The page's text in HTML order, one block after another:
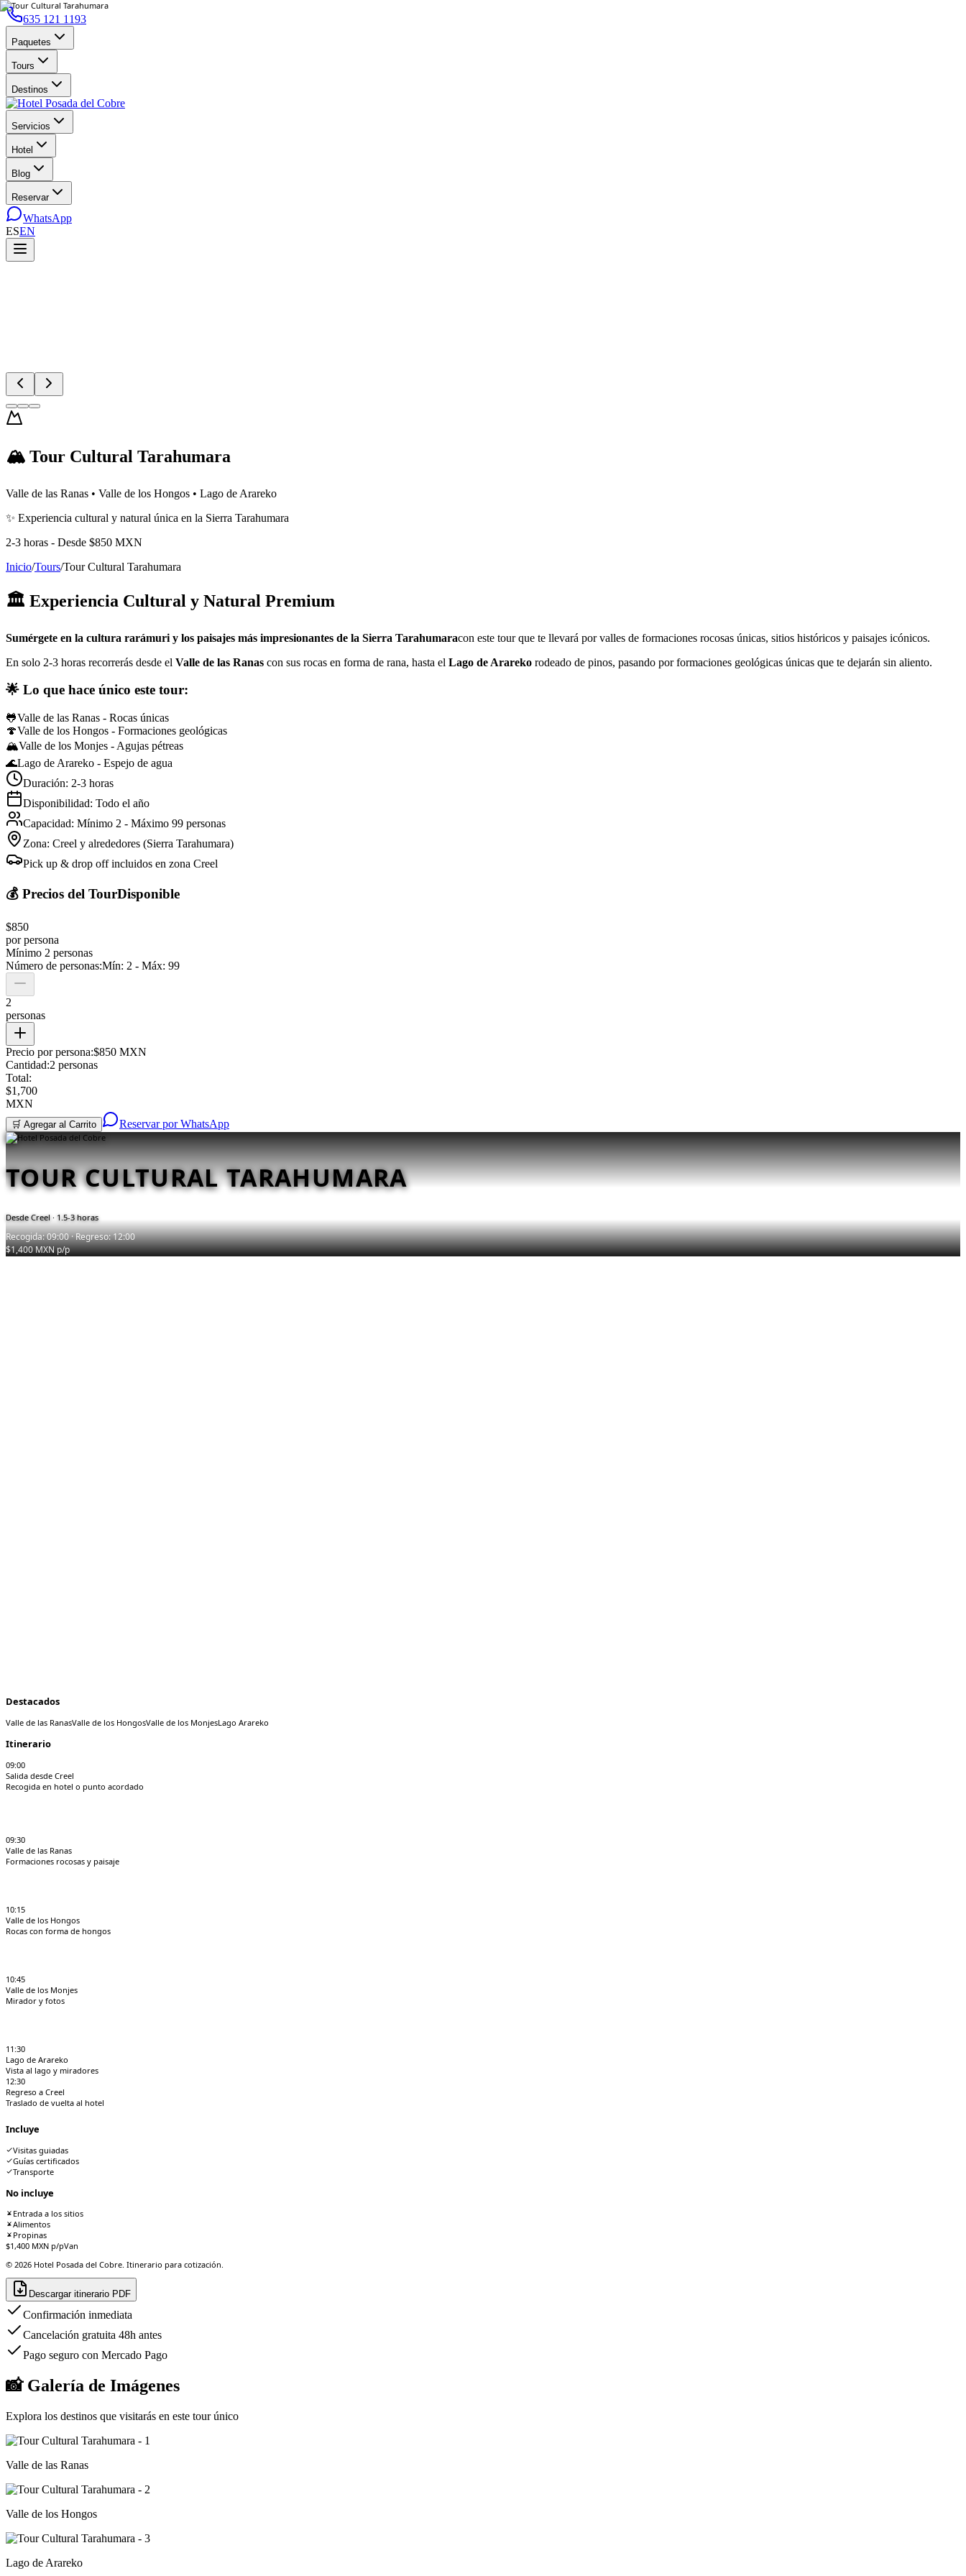
635 121 1193
Paquetes
Tours
Destinos
Servicios
Hotel
Blog
Reservar
WhatsApp
ESEN
🏔️ Tour Cultural Tarahumara
Valle de las Ranas • Valle de los Hongos • Lago de Arareko
✨ Experiencia cultural y natural única en la Sierra Tarahumara
2-3 horas - Desde $850 MXN
Inicio/Tours/Tour Cultural Tarahumara
🏛️ Experiencia Cultural y Natural Premium
Sumérgete en la cultura rarámuri y los paisajes más impresionantes de la Sierra Tarahumaracon este tour que te llevará por valles de formaciones rocosas únicas, sitios históricos y paisajes icónicos.
En solo 2-3 horas recorrerás desde el Valle de las Ranas con sus rocas en forma de rana, hasta el Lago de Arareko rodeado de pinos, pasando por formaciones geológicas únicas que te dejarán sin aliento.
🌟 Lo que hace único este tour:
🐸Valle de las Ranas - Rocas únicas
🍄Valle de los Hongos - Formaciones geológicas
🏔️Valle de los Monjes - Agujas pétreas
🌊Lago de Arareko - Espejo de agua
Duración: 2-3 horas
Disponibilidad: Todo el año
Capacidad: Mínimo 2 - Máximo 99 personas
Zona: Creel y alrededores (Sierra Tarahumara)
Pick up & drop off incluidos en zona Creel
💰 Precios del TourDisponible
$850
por persona
Mínimo 2 personas
Número de personas:Mín: 2 - Máx: 99
2
personas
Precio por persona:$850 MXN
Cantidad:2 personas
Total:
$1,700
MXN
🛒 Agregar al Carrito Reservar por WhatsApp
TOUR CULTURAL TARAHUMARA
DesdeCreel· 1.5-3 horas
Recogida:09:00· Regreso:12:00
$1,400MXN p/p
Destacados
Valle de las RanasValle de los HongosValle de los MonjesLago Arareko
Itinerario
09:00
Salida desde Creel
Recogida en hotel o punto acordado
09:30
Valle de las Ranas
Formaciones rocosas y paisaje
10:15
Valle de los Hongos
Rocas con forma de hongos
10:45
Valle de los Monjes
Mirador y fotos
11:30
Lago de Arareko
Vista al lago y miradores
12:30
Regreso a Creel
Traslado de vuelta al hotel
Incluye
Visitas guiadas
Guías certificados
Transporte
No incluye
Entrada a los sitios
Alimentos
Propinas
$1,400 MXN p/pVan
© 2026 Hotel Posada del Cobre. Itinerario para cotización.
Descargar itinerario PDF
Confirmación inmediata
Cancelación gratuita 48h antes
Pago seguro con Mercado Pago
📸 Galería de Imágenes
Explora los destinos que visitarás en este tour único
Valle de las Ranas
Valle de los Hongos
Lago de Arareko